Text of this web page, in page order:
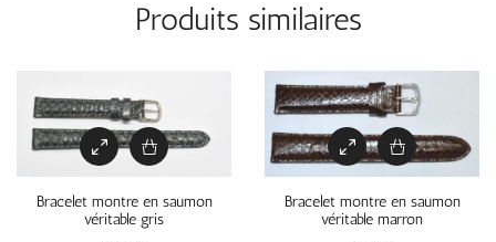
Produits similaires
Bracelet montre en saumon
véritable gris
Bracelet montre en saumon
véritable marron